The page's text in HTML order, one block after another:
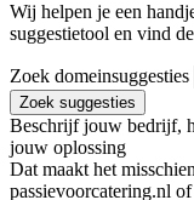
Wij helpen je een
suggestietool en vind
Zoek domeinsuggesties
Zoek suggesties
Beschrijf jouw bedrijf,
jouw oplossing
Dat maakt het
passievoorcatering.nl